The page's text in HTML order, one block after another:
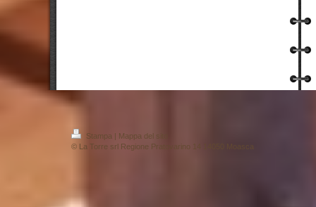
Stampa | Mappa del sito
© La Torre srl Regione Pratovarino 14 14050 Moasca